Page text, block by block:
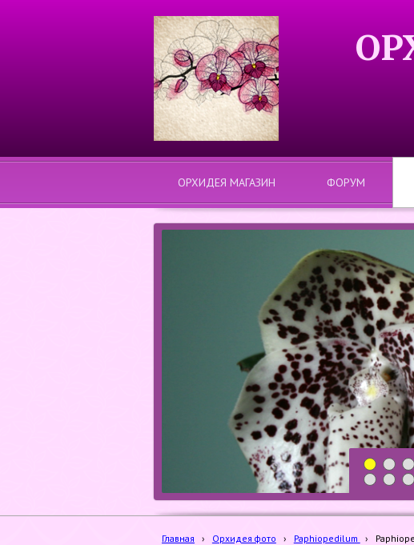
ОРХИДЕЯ МАГАЗИН ФОРУМ
1 2 3
19 20 21
Главная › Орхидея фото › Paphiopedilum ›